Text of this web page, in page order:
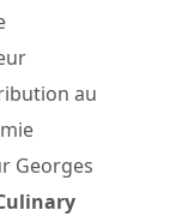
au
Georges